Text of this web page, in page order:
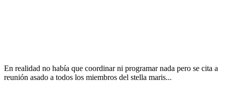
En realidad no había que coordinar ni programar nada pero se cita a
reunión asado a todos los miembros del stella maris...